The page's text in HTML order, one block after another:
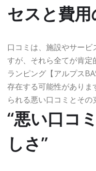
セスと費用
口コミは、施設やサー
すが、それら全てが肯
ランピング【アルプス
存在する可能性があり
られる悪い口コミとその
“悪い口コ
しさ”